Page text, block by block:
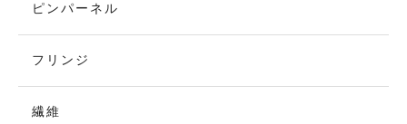
ピンパーネル
フリンジ
繊維